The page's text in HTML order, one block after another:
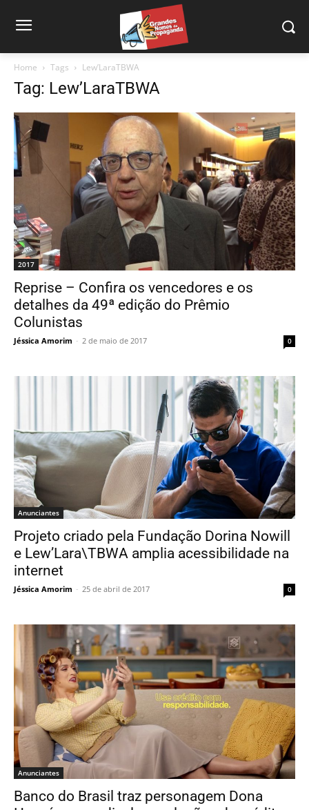
Home Tags Lew’LaraTBWA
Tag: Lew’LaraTBWA
2017
Reprise – Confira os vencedores e os
detalhes da 49ª edição do Prêmio
Colunistas
Jéssica Amorim - 2 de maio de 2017 0
Anunciantes
Projeto criado pela Fundação Dorina Nowill
e Lew’Lara\TBWA amplia acessibilidade na
internet
Jéssica Amorim - 25 de abril de 2017 0
Anunciantes
Banco do Brasil traz personagem Dona